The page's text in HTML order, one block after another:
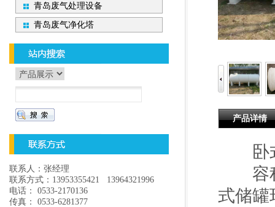
产品详情
卧
容积
式储罐
青岛废气处理设备
青岛废气净化塔
联系人：张经理
联系方式：13953355421 13964321996
电话： 0533-2170136
传真： 0533-6281377